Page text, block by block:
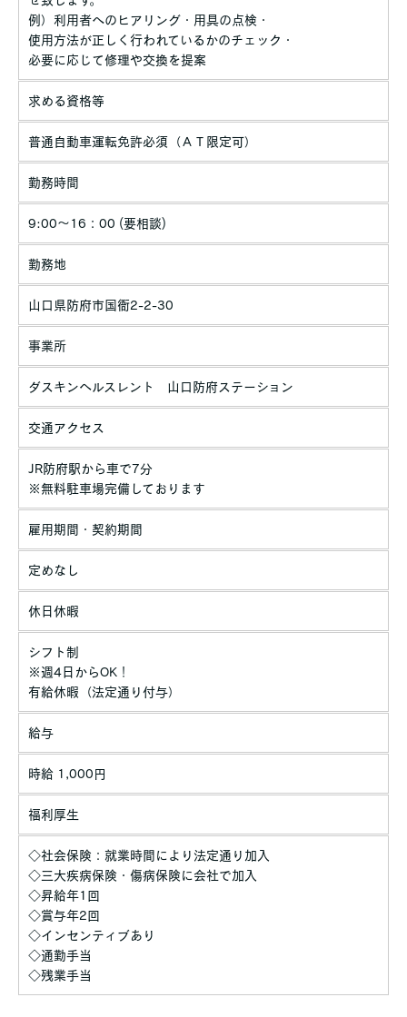
例）利用者へのヒアリング・用具の点検・
使用方法が正しく行われているかのチェック・
必要に応じて修理や交換を提案
求める資格等
普通自動車運転免許必須（ＡＴ限定可）
勤務時間
9:00～16：00 (要相談)
勤務地
山口県防府市国衙2-2-30
事業所
ダスキンヘルスレント 山口防府ステーション
交通アクセス
JR防府駅から車で7分
※無料駐車場完備しております
雇用期間・契約期間
定めなし
休日休暇
シフト制
※週4日からOK！
有給休暇（法定通り付与）
給与
時給 1,000円
福利厚生
◇社会保険：就業時間により法定通り加入
◇三大疾病保険・傷病保険に会社で加入
◇昇給年1回
◇賞与年2回
◇インセンティブあり
◇通勤手当
◇残業手当